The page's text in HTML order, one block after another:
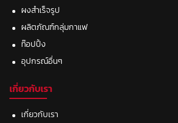
ผงสำเร็จรูป
ผลิตภัณฑ์กลุ่มกาแฟ
ท๊อปปิ้ง
อุปกรณ์อื่นๆ
เกี่ยวกับเรา
เกี่ยวกับเรา